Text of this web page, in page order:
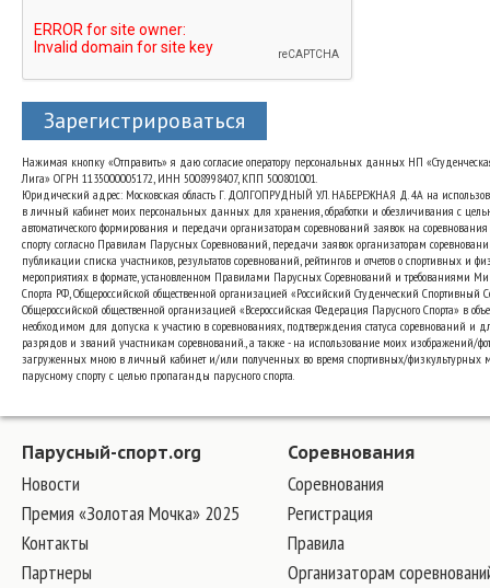
Зарегистрироваться
Нажимая кнопку «Отправить» я даю согласие оператору персональных данных НП
Лига» ОГРН 1135000005172, ИНН 5008998407, КПП 500801001.
Юридический адрес: Московская область Г. ДОЛГОПРУДНЫЙ УЛ. НАБЕРЕЖНАЯ Д. 4А на
в личный кабинет моих персональных данных для хранения, обработки и обезличивания с
автоматического формирования и передачи организаторам соревнований заявок на
спорту согласно Правилам Парусных Соревнований, передачи заявок организаторам
публикации списка участников, результатов соревнований, рейтингов и отчетов о спортивных и
мероприятиях в формате, установленном Правилами Парусных Соревнований и требованиями
Спорта РФ, Общероссийской общественной организацией «Российский Студенческий Спортивный
Общероссийской общественной организацией «Всероссийская Федерация Парусного Спорта» в
необходимом для допуска к участию в соревнованиях, подтверждения статуса соревнований и
разрядов и званий участникам соревнований., а также - на использование моих изображений/
загруженных мною в личный кабинет и/или полученных во время спортивных/физкультурных
парусному спорту с целью пропаганды парусного спорта.
Парусный-спорт.org
Новости
Премия «Золотая Мочка» 2025
Контакты
Партнеры
Соревнования
Соревнования
Регистрация
Правила
Организаторам